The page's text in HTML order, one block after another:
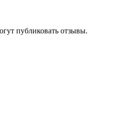
публиковать отзывы.